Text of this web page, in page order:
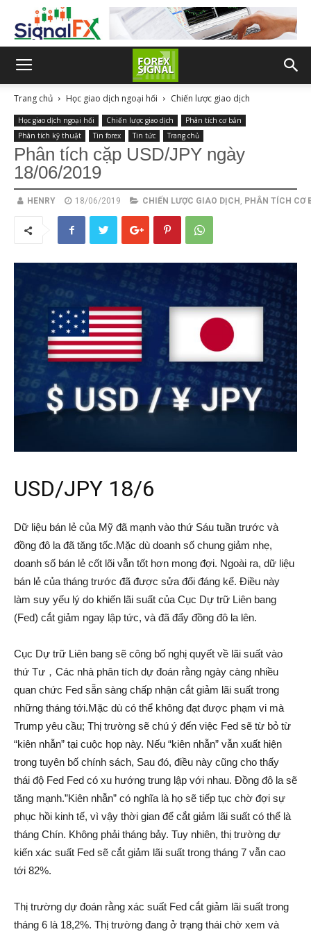
Trang chủ Học giao dịch ngoại hối Chiến lược giao dịch
Học giao dịch ngoại hối Chiến lược giao dịch
Phân tích cơ bản
Phân tích kỹ thuật
Tin forex Tin tức Trang chủ
Phân tích cặp USD/JPY ngày
18/06/2019
HENRY 18/06/2019 CHIẾN LƯỢC GIAO DỊCH , PHÂN TÍCH CƠ
USD/JPY 18/6
Dữ liệu bán lẻ của Mỹ đã mạnh vào thứ Sáu tuần trước và
đồng đô la đã tăng tốc.Mặc dù doanh số chung giảm nhẹ,
doanh số bán lẻ cốt lõi vẫn tốt hơn mong đợi. Ngoài ra, dữ liệu
bán lẻ của tháng trước đã được sửa đổi đáng kể. Điều này
làm suy yếu lý do khiến lãi suất của Cục Dự trữ Liên bang
(Fed) cắt giảm ngay lập tức, và đã đẩy đồng đô la lên.
Cục Dự trữ Liên bang sẽ công bố nghị quyết về lãi suất vào
thứ Tư，Các nhà phân tích dự đoán rằng ngày càng nhiều
quan chức Fed sẵn sàng chấp nhận cắt giảm lãi suất trong
những tháng tới.Mặc dù có thể không đạt được phạm vi mà
Trump yêu cầu; Thị trường sẽ chú ý đến việc Fed sẽ từ bỏ từ
“kiên nhẫn” tại cuộc họp này. Nếu “kiên nhẫn” vẫn xuất hiện
trong tuyên bố chính sách, Sau đó, điều này cũng cho thấy
thái độ Fed Fed có xu hướng trung lập với nhau. Đồng đô la sẽ
tăng mạnh.”Kiên nhẫn” có nghĩa là họ sẽ tiếp tục chờ đợi sự
phục hồi kinh tế, vì vậy thời gian để cắt giảm lãi suất có thể là
tháng Chín. Không phải tháng bảy. Tuy nhiên, thị trường dự
kiến xác suất Fed sẽ cắt giảm lãi suất trong tháng 7 vẫn cao
tới 82%.
Thị trường dự đoán rằng xác suất Fed cắt giảm lãi suất trong
tháng 6 là 18,2%. Thị trường đang ở trạng thái chờ xem và